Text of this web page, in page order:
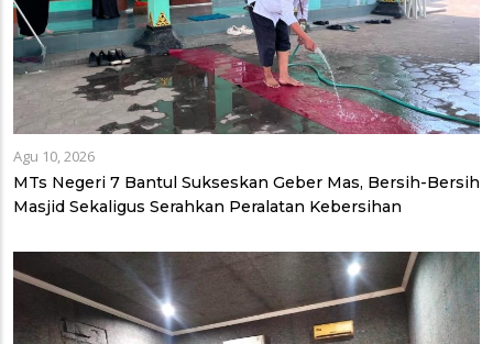
Agu 10, 2026
MTs Negeri 7 Bantul Sukseskan Geber Mas, Bersih-Bersih
Masjid Sekaligus Serahkan Peralatan Kebersihan